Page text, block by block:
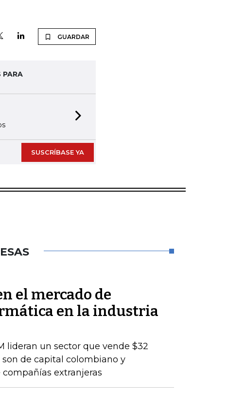
GUARDAR
PARA
SUSCRÍBASE YA
el mercado de
en la industria
lideran un sector que vende $32
son de capital colombiano y
extranjeras